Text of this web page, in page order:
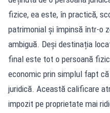
fizice, ea este, în practică,
patrimonial și împinsă într-o
ambiguă. Deși destinația
final este tot o persoană
economic prin simplul fapt
juridică. Această calificare
impozit pe proprietate mai